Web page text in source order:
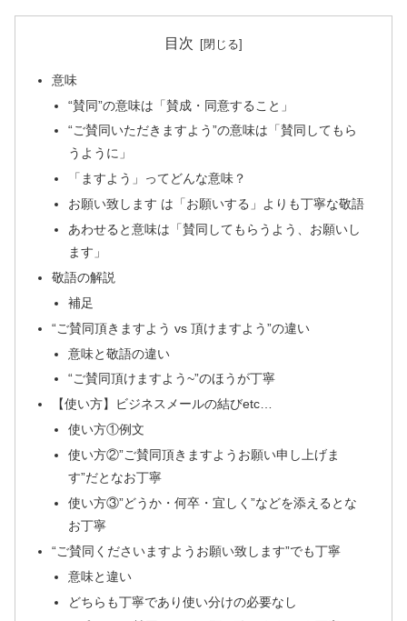
目次
意味
“賛同”の意味は「賛成・同意すること」
“ご賛同いただきますよう”の意味は「賛同してもら
うように」
「ますよう」ってどんな意味？
お願い致します は「お願いする」よりも丁寧な敬語
あわせると意味は「賛同してもらうよう、お願いし
ます」
敬語の解説
補足
“ご賛同頂きますよう vs 頂けますよう”の違い
意味と敬語の違い
“ご賛同頂けますよう~”のほうが丁寧
【使い方】ビジネスメールの結びetc…
使い方①例文
使い方②”ご賛同頂きますようお願い申し上げま
す”だとなお丁寧
使い方③”どうか・何卒・宜しく”などを添えるとな
お丁寧
“ご賛同くださいますようお願い致します”でも丁寧
意味と違い
どちらも丁寧であり使い分けの必要なし